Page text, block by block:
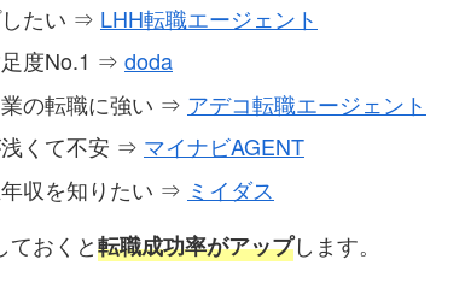
たい ⇒ LHH転職エージェント
度No.1 ⇒ doda
の転職に強い ⇒ アデコ転職エージェント
くて不安 ⇒ マイナビAGENT
収を知りたい ⇒ ミイダス
ておくと転職成功率がアップします。